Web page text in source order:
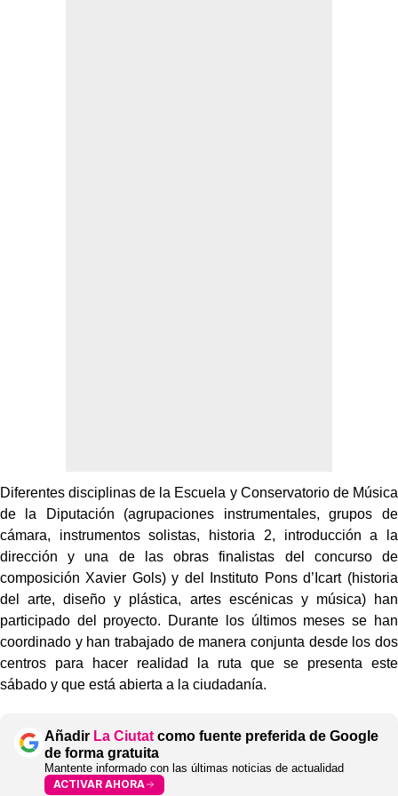
Diferentes disciplinas de la Escuela y Conservatorio de Música
de la Diputación (agrupaciones instrumentales, grupos de
cámara, instrumentos solistas, historia 2, introducción a la
dirección y una de las obras finalistas del concurso de
composición Xavier Gols) y del Instituto Pons d’Icart (historia
del arte, diseño y plástica, artes escénicas y música) han
participado del proyecto. Durante los últimos meses se han
coordinado y han trabajado de manera conjunta desde los dos
centros para hacer realidad la ruta que se presenta este
sábado y que está abierta a la ciudadanía.
Añadir La Ciutat como fuente preferida de Google
de forma gratuita
Mantente informado con las últimas noticias de actualidad
ACTIVAR AHORA